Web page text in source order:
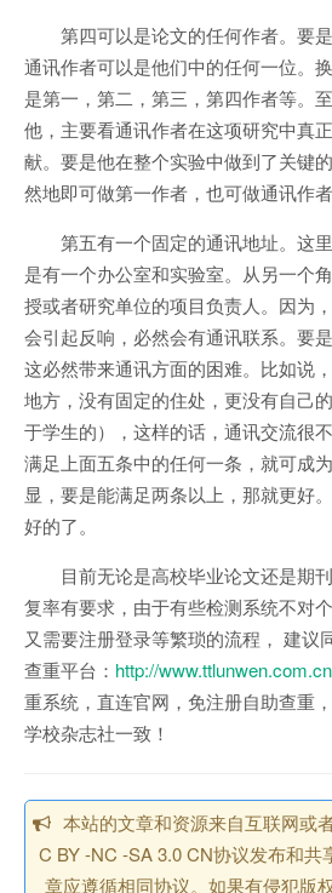
第四可以是论文的任何作者。要
通讯作者可以是他们中的任何一位。
是第一，第二，第三，第四作者等。
他，主要看通讯作者在这项研究中真
献。要是他在整个实验中做到了关键
然地即可做第一作者，也可做通讯作者
第五有一个固定的通讯地址。这
是有一个办公室和实验室。从另一个
授或者研究单位的项目负责人。因为
会引起反响，必然会有通讯联系。要
这必然带来通讯方面的困难。比如说
地方，没有固定的住处，更没有自己
于学生的），这样的话，通讯交流很
满足上面五条中的任何一条，就可成
显，要是能满足两条以上，那就更好
好的了。
目前无论是高校毕业论文还是期
复率有要求，由于有些检测系统不对
又需要注册登录等繁琐的流程， 建议
查重平台： http://
重系统，直连官网，免注册自助查重
学校杂志社一致！
本站的文章和资源来自互联网或
C BY -NC -SA 3.0 CN协议发布和共
章应遵循相同协议。如果有侵犯版